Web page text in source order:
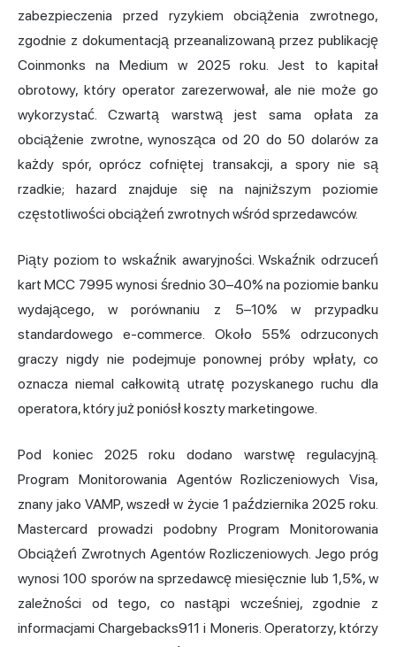
zabezpieczenia przed ryzykiem obciążenia zwrotnego,
zgodnie z dokumentacją przeanalizowaną przez publikację
Coinmonks na Medium w 2025 roku. Jest to kapitał
obrotowy, który operator zarezerwował, ale nie może go
wykorzystać. Czwartą warstwą jest sama opłata za
obciążenie zwrotne, wynosząca od 20 do 50 dolarów za
każdy spór, oprócz cofniętej transakcji, a spory nie są
rzadkie; hazard znajduje się na najniższym poziomie
częstotliwości obciążeń zwrotnych wśród sprzedawców.
Piąty poziom to wskaźnik awaryjności. Wskaźnik odrzuceń
kart MCC 7995 wynosi średnio 30–40% na poziomie banku
wydającego, w porównaniu z 5–10% w przypadku
standardowego e-commerce. Około 55% odrzuconych
graczy nigdy nie podejmuje ponownej próby wpłaty, co
oznacza niemal całkowitą utratę pozyskanego ruchu dla
operatora, który już poniósł koszty marketingowe.
Pod koniec 2025 roku dodano warstwę regulacyjną.
Program Monitorowania Agentów Rozliczeniowych Visa,
znany jako VAMP, wszedł w życie 1 października 2025 roku.
Mastercard prowadzi podobny Program Monitorowania
Obciążeń Zwrotnych Agentów Rozliczeniowych. Jego próg
wynosi 100 sporów na sprzedawcę miesięcznie lub 1,5%, w
zależności od tego, co nastąpi wcześniej, zgodnie z
informacjami Chargebacks911 i Moneris. Operatorzy, którzy